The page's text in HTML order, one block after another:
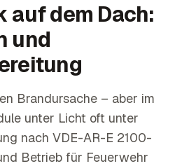
auf dem Dach:
und
Brandursache – aber im
unter Licht oft unter
nach VDE-AR-E 2100-
Betrieb für Feuerwehr